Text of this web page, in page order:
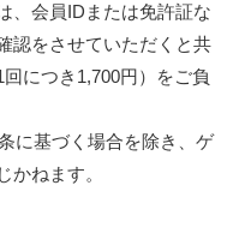
、会員IDまたは免許証な
認をさせていただくと共
につき1,700円）をご負
に基づく場合を除き、ゲ
かねます。